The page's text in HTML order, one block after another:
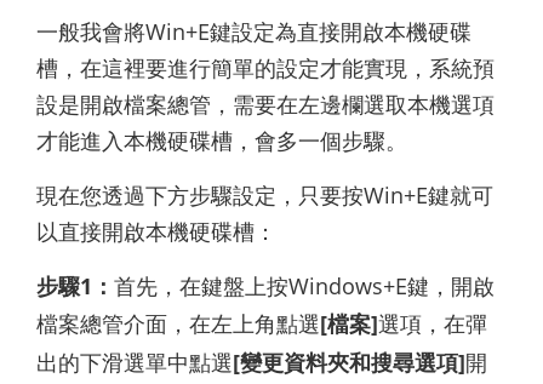
一般我會將Win+E鍵設定為直接開啟本機硬碟
槽，在這裡要進行簡單的設定才能實現，系統預
設是開啟檔案總管，需要在左邊欄選取本機選項
才能進入本機硬碟槽，會多一個步驟。
現在您透過下方步驟設定，只要按Win+E鍵就可
以直接開啟本機硬碟槽：
步驟1： 首先，在鍵盤上按Windows+E鍵，開啟
檔案總管介面，在左上角點選[檔案]選項，在彈
出的下滑選單中點選[變更資料夾和搜尋選項]開